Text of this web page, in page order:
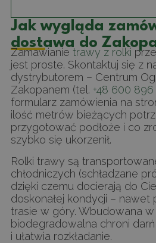
Jak wygląda
dostawa do
Zamawianie trawy z rolki
jest proste. Skontaktuj się z
dystrybutorem – Centrum
Zakopanem (tel. +48 600 896
formularz zamówienia na
ilość metrów bieżących
przygotować podłoże i co
szybko się ukorzenił.
Rolki trawy są
chłodniczych (schładzane
dzięki czemu docierają do
doskonałej kondycji – nawet
trasie w góry. Wbudowana
biodegradowalna chroni
i ułatwia rozkładanie.